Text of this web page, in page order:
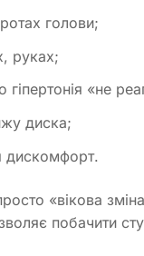
голови;
руках;
«не
диска;
дискомфорт.
«вікова
побачити